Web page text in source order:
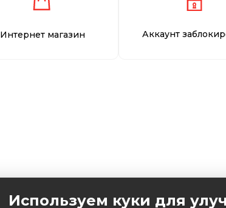
Интернет магазин Аккаунт
Используем куки для